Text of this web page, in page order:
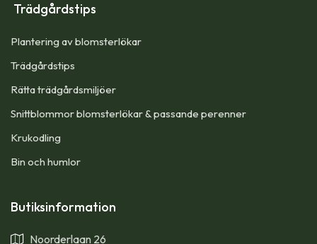
Trädgårdstips
Plantering av blomsterlökar
Trädgårdstips
Rätta trädgårdsmiljöer
Snittblommor blomsterlökar & passande perenner
Krukodling
Bin och humlor
Butiksinformation
Noorderlaan 26